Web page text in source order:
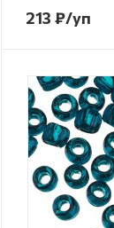
213 ₽/уп